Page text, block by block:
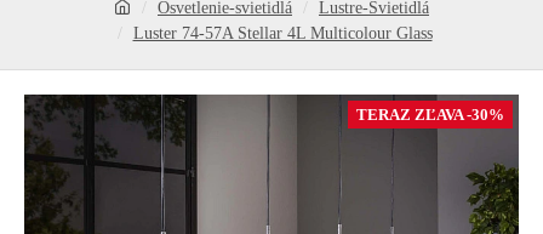
Osvetlenie-svietidlá
Lustre-Svietidlá
Luster 74-57A Stellar 4L Multicolour Glass
TERAZ ZĽAVA -30%